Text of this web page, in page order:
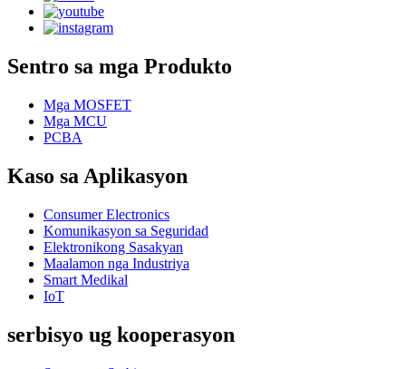
Sentro sa mga Produkto
Mga MOSFET
Mga MCU
PCBA
Kaso sa Aplikasyon
Consumer Electronics
Komunikasyon sa Seguridad
Elektronikong Sasakyan
Maalamon nga Industriya
Smart Medikal
IoT
serbisyo ug kooperasyon